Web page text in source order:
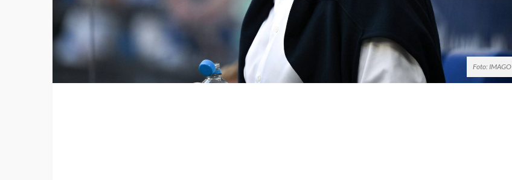
Foto: IMAGO